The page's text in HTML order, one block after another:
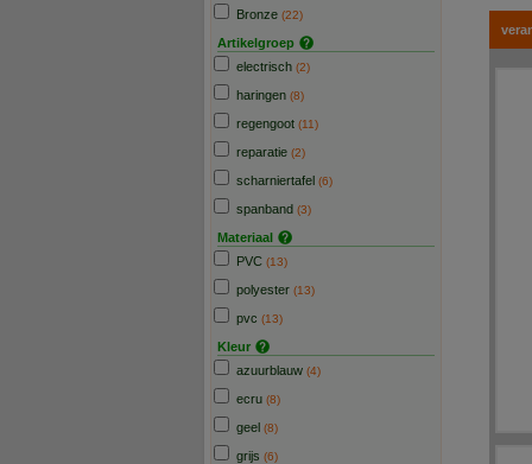
Bronze (22)
Artikelgroep
electrisch (2)
haringen (8)
regengoot (11)
reparatie (2)
scharniertafel (6)
spanband (3)
Materiaal
PVC (13)
polyester (13)
pvc (13)
Kleur
azuurblauw (4)
ecru (8)
geel (8)
grijs (6)